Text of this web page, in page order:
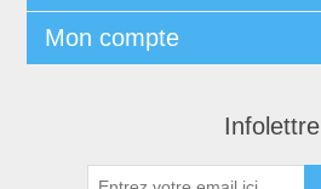
Mon compte
Infolettre